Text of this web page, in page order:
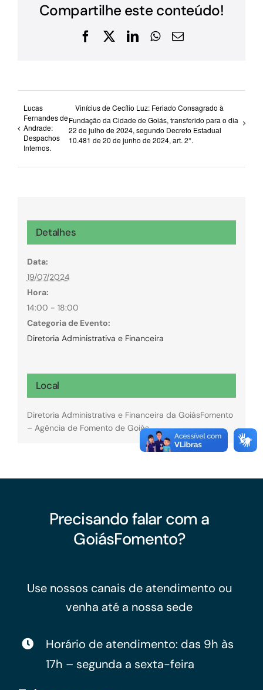
Compartilhe este conteúdo!
Facebook
X LinkedInWhatsApp
E-
Lucas
Fernandes de
Andrade:
Despachos
Internos.
Vinícius de Cecílio Luz: Feriado Consagrado à
Fundação da Cidade de Goiás, transferido para o dia
22 de julho de 2024, segundo Decreto Estadual
10.481 de 20 de junho de 2024, art. 2°.
Detalhes
Data:
19/07/2024
Hora:
14:00 - 18:00
Categoria de Evento:
Diretoria Administrativa e Financeira
Local
Diretoria Administrativa e Financeira da GoiásFomento
– Agência de Fomento de Goiás.
Precisando falar com a
GoiásFomento?
Use nossos canais de atendimento ou
venha até a nossa sede
Horário de atendimento: das 9h às
17h – segunda a sexta-feira